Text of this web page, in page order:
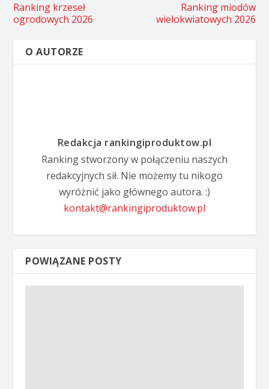
Ranking krzeseł
ogrodowych 2026
Ranking miodów
wielokwiatowych 2026
O AUTORZE
Redakcja rankingiproduktow.pl
Ranking stworzony w połączeniu naszych
redakcyjnych sił. Nie możemy tu nikogo
wyróżnić jako głównego autora. :)
kontakt@rankingiproduktow.pl
POWIĄZANE POSTY